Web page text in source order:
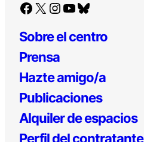
Facebook X Instagram YouTube Bluesky
Sobre el centro
Prensa
Hazte amigo/a
Publicaciones
Alquiler de espacios
Perfil del contratante